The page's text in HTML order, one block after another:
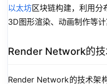
以太坊区块链构建，利用分
3D图形渲染、动画制作等计
Render Network的技
Render Network的技术架